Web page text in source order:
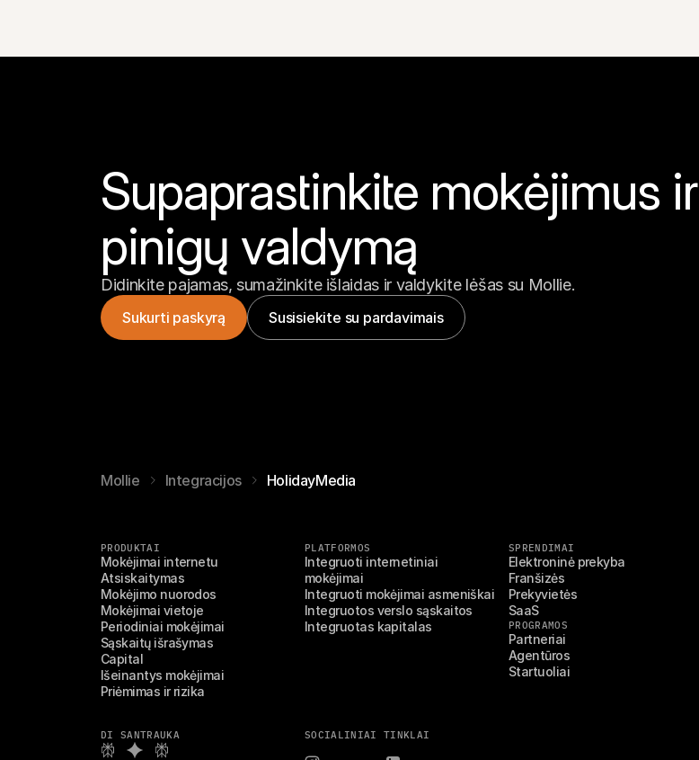
Supaprastinkite mokėjimus ir
pinigų valdymą
Didinkite pajamas, sumažinkite išlaidas ir valdykite lėšas su Mollie.
Sukurti paskyrą Susisiekite su pardavimais
Mollie Integracijos HolidayMedia
PRODUKTAI
Mokėjimai internetu
Atsiskaitymas
Mokėjimo nuorodos
Mokėjimai vietoje
Periodiniai mokėjimai
Sąskaitų išrašymas
Capital
Išeinantys mokėjimai
Priėmimas ir rizika
PLATFORMOS
Integruoti internetiniai
mokėjimai
Integruoti mokėjimai asmeniškai
Integruotos verslo sąskaitos
Integruotas kapitalas
SPRENDIMAI
Elektroninė prekyba
Franšizės
Prekyvietės
SaaS
PROGRAMOS
Partneriai
Agentūros
Startuoliai
DI SANTRAUKA SOCIALINIAI TINKLAI